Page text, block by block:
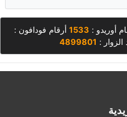
أوريدو : 1533 أرقام فودافون :
:
4899801